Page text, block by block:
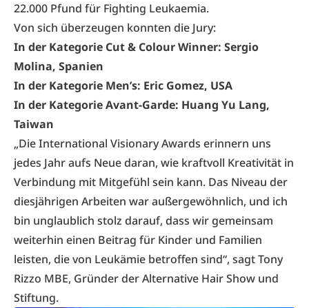
22.000 Pfund für Fighting Leukaemia.
Von sich überzeugen konnten die Jury:
In der Kategorie Cut & Colour Winner: Sergio
Molina, Spanien
In der Kategorie Men’s: Eric Gomez, USA
In der Kategorie Avant-Garde: Huang Yu Lang,
Taiwan
„Die International Visionary Awards erinnern uns
jedes Jahr aufs Neue daran, wie kraftvoll Kreativität in
Verbindung mit Mitgefühl sein kann. Das Niveau der
diesjährigen Arbeiten war außergewöhnlich, und ich
bin unglaublich stolz darauf, dass wir gemeinsam
weiterhin einen Beitrag für Kinder und Familien
leisten, die von Leukämie betroffen sind“, sagt Tony
Rizzo MBE, Gründer der Alternative Hair Show und
Stiftung.